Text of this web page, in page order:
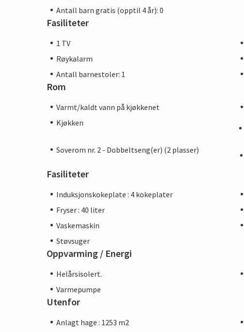
Antall barn gratis (opptil 4 år): 0
Fasiliteter
1 TV
Røykalarm
Antall barnestoler: 1
Rom
Varmt/kaldt vann på kjøkkenet
Kjøkken
Soverom nr. 2 - Dobbeltseng(er) (2 plasser)
Fasiliteter
Induksjonskokeplate : 4 kokeplater
Fryser : 40 liter
Vaskemaskin
Støvsuger
Oppvarming / Energi
Helårsisolert.
Varmepumpe
Utenfor
Anlagt hage : 1253 m2